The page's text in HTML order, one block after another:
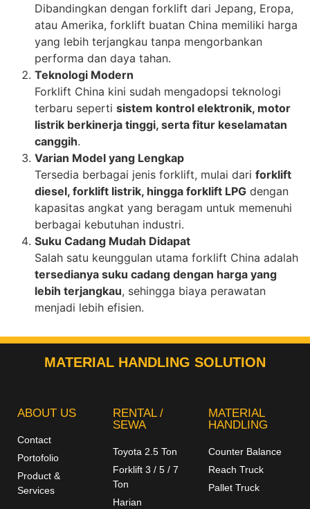
Dibandingkan dengan forklift dari Jepang, Eropa,
atau Amerika, forklift buatan China memiliki harga
yang lebih terjangkau tanpa mengorbankan
performa dan daya tahan.
Teknologi Modern
Forklift China kini sudah mengadopsi teknologi
terbaru seperti sistem kontrol elektronik, motor
listrik berkinerja tinggi, serta fitur keselamatan
canggih.
Varian Model yang Lengkap
Tersedia berbagai jenis forklift, mulai dari forklift
diesel, forklift listrik, hingga forklift LPG dengan
kapasitas angkat yang beragam untuk memenuhi
berbagai kebutuhan industri.
Suku Cadang Mudah Didapat
Salah satu keunggulan utama forklift China adalah
tersedianya suku cadang dengan harga yang
lebih terjangkau, sehingga biaya perawatan
menjadi lebih efisien.
MATERIAL HANDLING SOLUTION
ABOUT US
Contact
Portofolio
Product &
Services
RENTAL /
SEWA
Toyota 2.5 Ton
Forklift 3 / 5 / 7
Ton
Harian
MATERIAL
HANDLING
Counter Balance
Reach Truck
Pallet Truck